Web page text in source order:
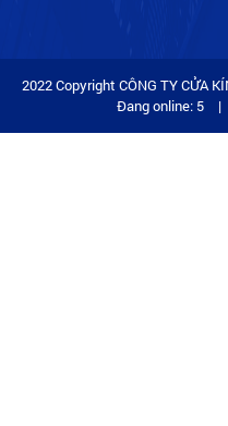
2022 Copyright CÔNG TY CỬA
Đang online: 5
|